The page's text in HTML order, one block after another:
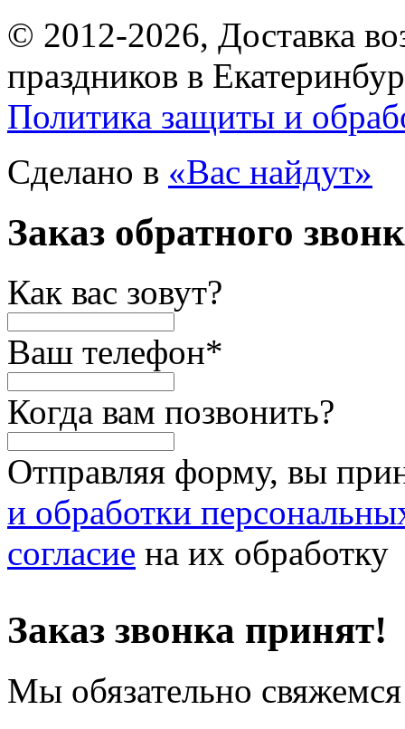
© 2012-2026, Доставка
праздников в
Политика защиты и
Сделано в «Вас найдут»
Заказ обратного
Как вас зовут?
Ваш телефон*
Когда вам позвонить?
Отправляя форму, вы
и обработки
согласие на их обработку
Заказ звонка принят!
Мы обязательно